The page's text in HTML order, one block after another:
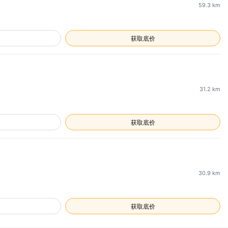
59.3 km
获取底价
31.2 km
获取底价
30.9 km
获取底价